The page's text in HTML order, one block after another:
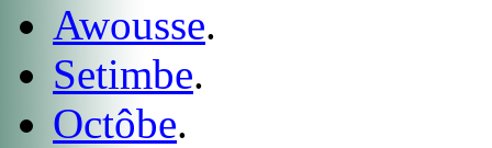
Awousse.
Setimbe.
Octôbe.